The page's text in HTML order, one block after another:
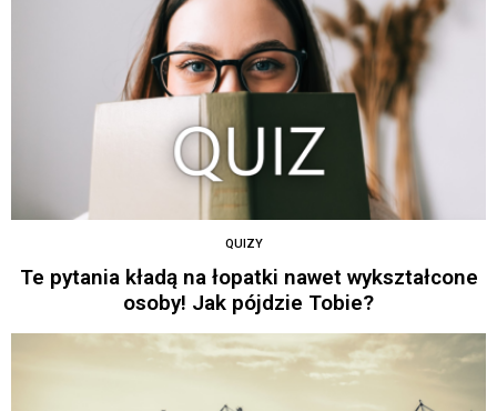
QUIZY
Te pytania kładą na łopatki nawet wykształcone
osoby! Jak pójdzie Tobie?